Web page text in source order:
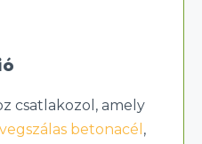
csatlakozol, amely
betonacél ,